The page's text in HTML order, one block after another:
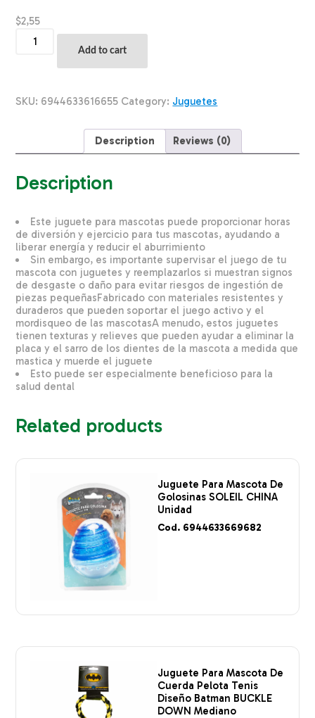
$2,55
Para
SLI
Add to cart
SKU: 6944633616655 Category: Juguetes
Description Reviews (0)
Description
Este juguete para mascotas puede proporcionar horas
de diversión y ejercicio para tus mascotas, ayudando a
liberar energía y reducir el aburrimiento
Sin embargo, es importante supervisar el juego de tu
mascota con juguetes y reemplazarlos si muestran signos
de desgaste o daño para evitar riesgos de ingestión de
piezas pequeñasFabricado con materiales resistentes y
duraderos que pueden soportar el juego activo y el
mordisqueo de las mascotasA menudo, estos juguetes
tienen texturas y relieves que pueden ayudar a eliminar la
placa y el sarro de los dientes de la mascota a medida que
mastica y muerde el juguete
Esto puede ser especialmente beneficioso para la
salud dental
Related products
Juguete Para Mascota De
Golosinas SOLEIL CHINA
Unidad
Cod. 6944633669682
Juguete Para Mascota De
Cuerda Pelota Tenis
Diseño Batman BUCKLE
DOWN Mediano